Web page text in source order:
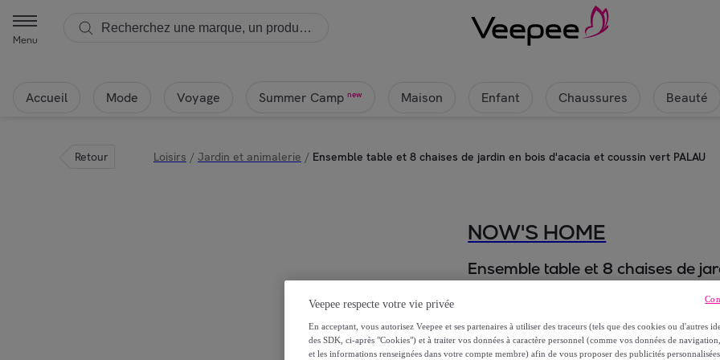
Menu
Accueil Mode Voyage Summer Camp new Maison Enfant Chaussures Beauté
Retour Loisirs / Jardin et animalerie / Ensemble table et 8 chaises de jardin en bois d'acacia et coussin vert PALAU
NOW'S HOME
Ensemble table et 8 chaises de
1699,99 €
Veepee respecte votre vie privée
En acceptant, vous autorisez Veepee et ses partenaires à utiliser des traceurs (tels que des cookies ou d'autres
des SDK, ci-après "Cookies") et à traiter vos données à caractère personnel (comme vos données de
et les informations renseignées dans votre compte membre) afin de vous proposer des publicités